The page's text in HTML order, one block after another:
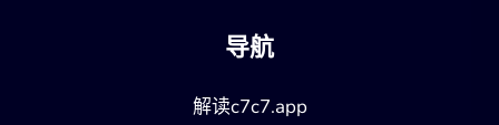
导航
解读c7c7.app